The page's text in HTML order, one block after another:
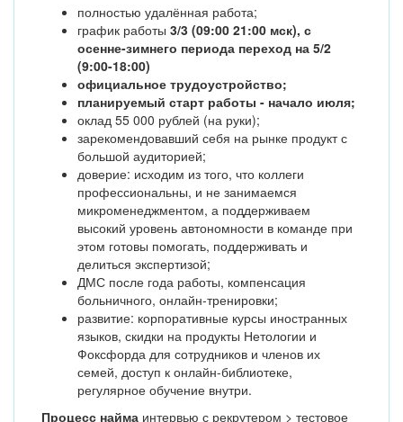
полностью удалённая работа;
график работы 3/3 (09:00 21:00 мск), с
осенне-зимнего периода переход на 5/2
(9:00-18:00)
официальное трудоустройство;
планируемый старт работы - начало июля;
оклад 55 000 рублей (на руки);
зарекомендовавший себя на рынке продукт с
большой аудиторией;
доверие: исходим из того, что коллеги
профессиональны, и не занимаемся
микроменеджментом, а поддерживаем
высокий уровень автономности в команде при
этом готовы помогать, поддерживать и
делиться экспертизой;
ДМС после года работы, компенсация
больничного, онлайн-тренировки;
развитие: корпоративные курсы иностранных
языков, скидки на продукты Нетологии и
Фоксфорда для сотрудников и членов их
семей, доступ к онлайн-библиотеке,
регулярное обучение внутри.
Процесс найма интервью с рекрутером > тестовое